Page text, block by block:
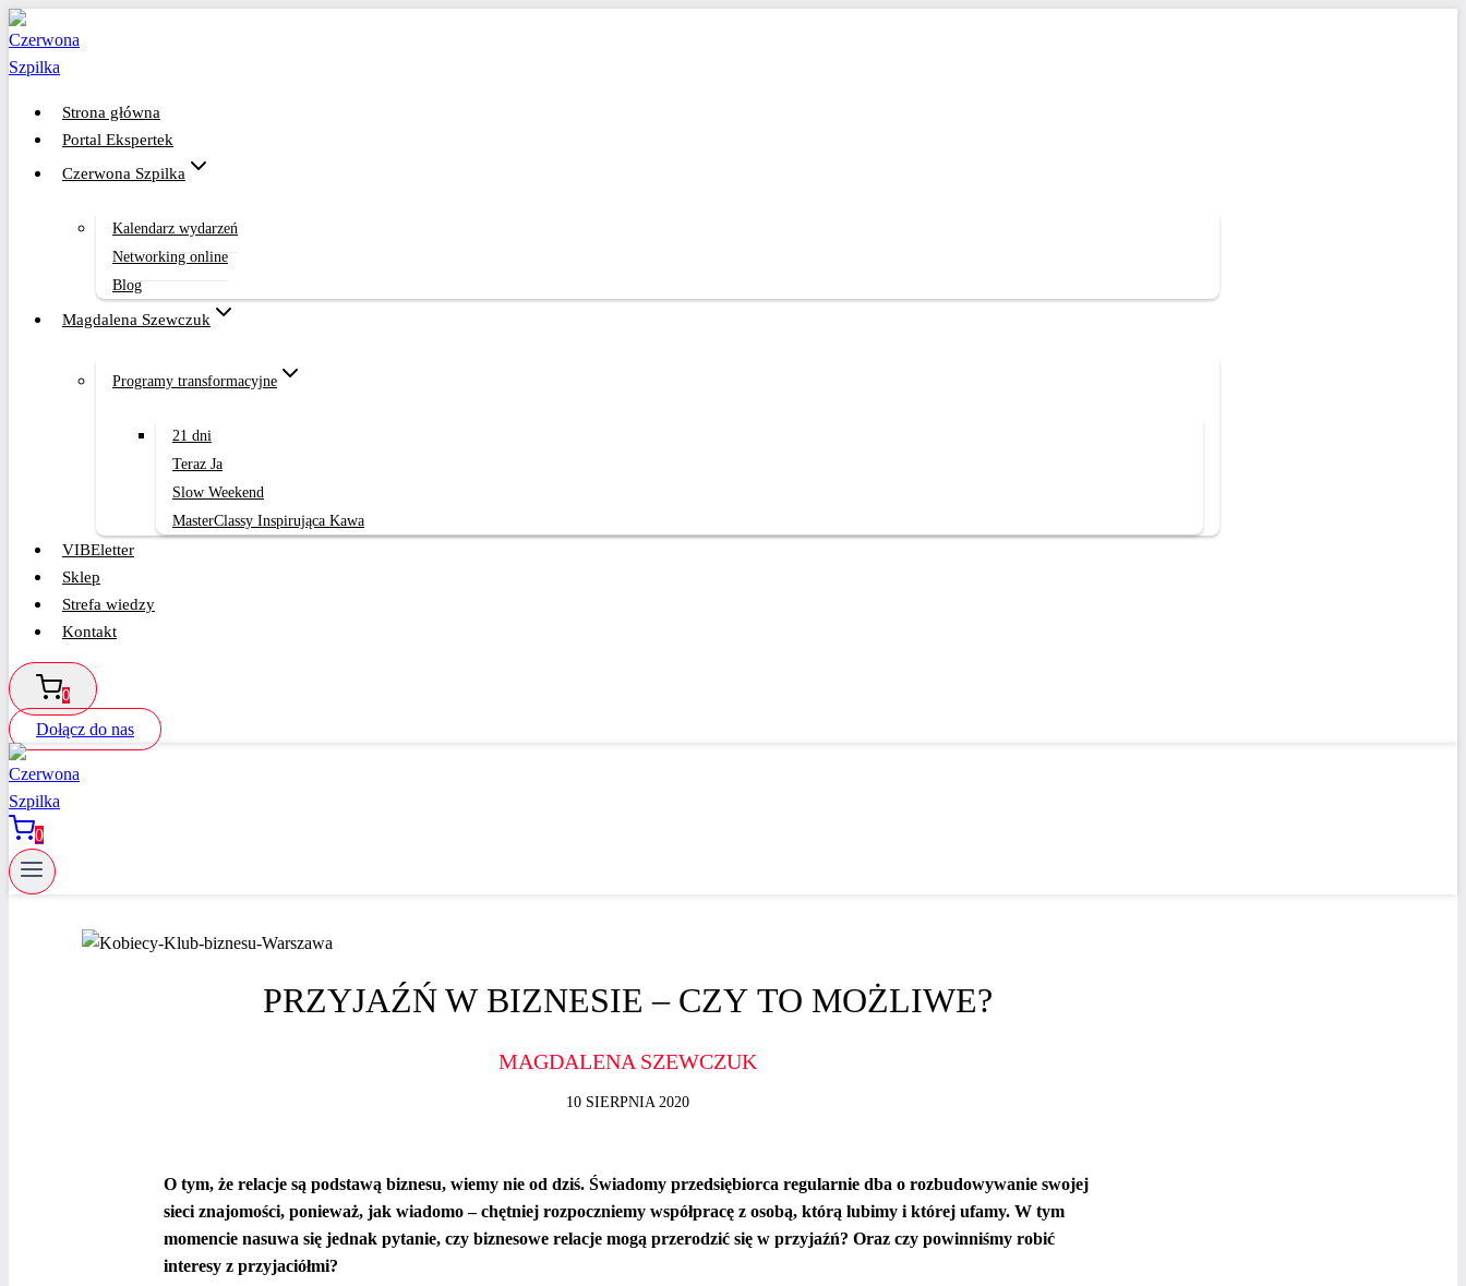
Przejdź
do
treści
Strona główna
Portal Ekspertek
Czerwona Szpilka
Kalendarz wydarzeń
Networking online
Blog
Magdalena Szewczuk
Programy transformacyjne
21 dni
Teraz Ja
Slow Weekend
MasterClassy Inspirująca Kawa
VIBEletter
Sklep
Strefa wiedzy
Kontakt
0
Dołącz do nas
0
PRZYJAŹŃ W BIZNESIE – CZY TO MOŻLIWE?
MAGDALENA SZEWCZUK
10 SIERPNIA 2020
O tym, że relacje są podstawą biznesu, wiemy nie od dziś. Świadomy przedsiębiorca regularnie dba o rozbudowywanie swojej
sieci znajomości, ponieważ, jak wiadomo – chętniej rozpoczniemy współpracę z osobą, którą lubimy i której ufamy. W tym
momencie nasuwa się jednak pytanie, czy biznesowe relacje mogą przerodzić się w przyjaźń? Oraz czy powinniśmy robić
interesy z przyjaciółmi?